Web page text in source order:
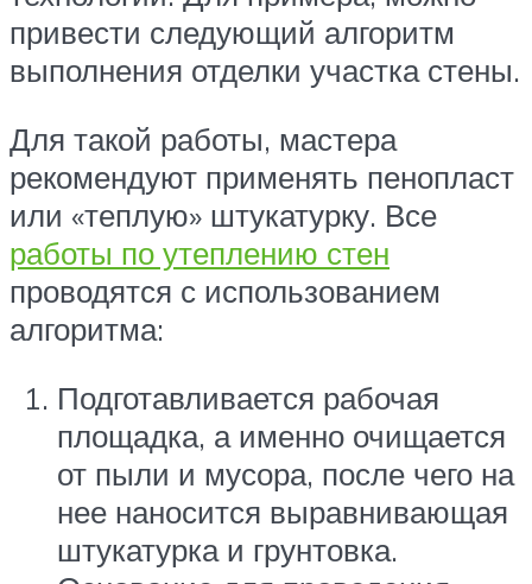
привести следующий алгоритм
выполнения отделки участка стены.
Для такой работы, мастера
рекомендуют применять пенопласт
или «теплую» штукатурку. Все
работы по утеплению стен
проводятся с использованием
алгоритма:
Подготавливается рабочая
площадка, а именно очищается
от пыли и мусора, после чего на
нее наносится выравнивающая
штукатурка и грунтовка.